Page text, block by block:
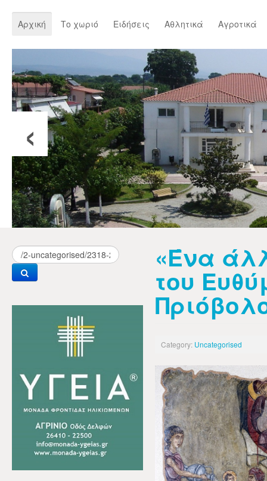
Αρχική Το χωριό Ειδήσεις Αθλητικά Αγροτικά
‹
«Ένα
του
Category: Uncategorised